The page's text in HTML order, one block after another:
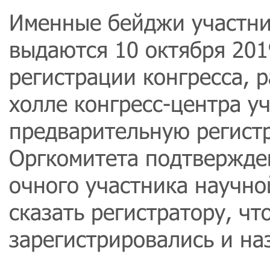
Именные бейджи
выдаются 10 октября
регистрации
холле конгресс-центра
предварительную
Оргкомитета
очного участника
сказать регистратору,
зарегистрировались и